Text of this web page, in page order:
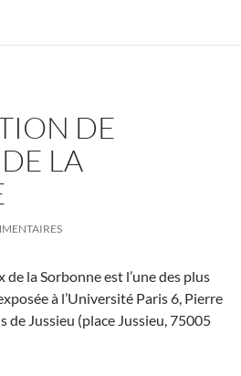
DE
LA
la Sorbonne est l’une des plus
à l’Université Paris 6, Pierre
de Jussieu (place Jussieu, 75005